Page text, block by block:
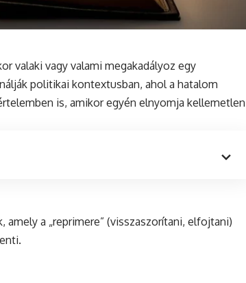
valaki vagy valami megakadályoz egy
politikai kontextusban, ahol a hatalom
is, amikor egyén elnyomja kellemetlen
amely a „reprimere” (visszaszorítani, elfojtani)